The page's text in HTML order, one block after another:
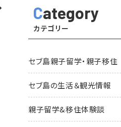
Category
カテゴリー
セブ島親子留学・親子移住
セブ島の生活＆観光情報
親子留学&移住体験談